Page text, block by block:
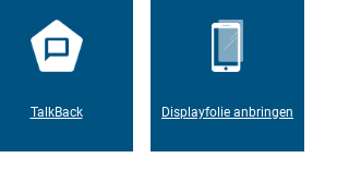
TalkBack Displayfolie anbringen